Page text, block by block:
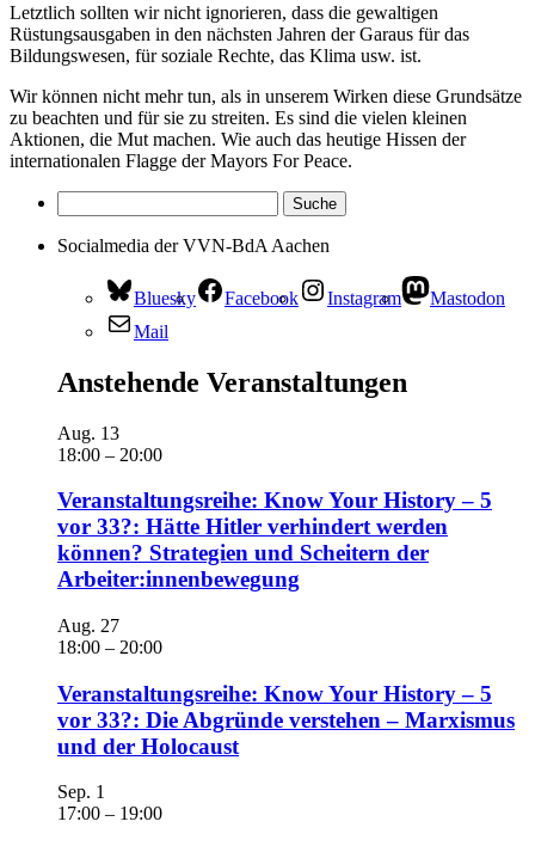
Letztlich sollten wir nicht ignorieren, dass die gewaltigen
Rüstungsausgaben in den nächsten Jahren der Garaus für das
Bildungswesen, für soziale Rechte, das Klima usw. ist.
Wir können nicht mehr tun, als in unserem Wirken diese Grundsätze
zu beachten und für sie zu streiten. Es sind die vielen kleinen
Aktionen, die Mut machen. Wie auch das heutige Hissen der
internationalen Flagge der Mayors For Peace.
Socialmedia der VVN-BdA Aachen
Bluesky Facebook Instagram
Mastodon
Mail
Anstehende Veranstaltungen
Aug. 13
18:00 – 20:00
Veranstaltungsreihe: Know Your History – 5
vor 33?: Hätte Hitler verhindert werden
können? Strategien und Scheitern der
Arbeiter:innenbewegung
Aug. 27
18:00 – 20:00
Veranstaltungsreihe: Know Your History – 5
vor 33?: Die Abgründe verstehen – Marxismus
und der Holocaust
Sep. 1
17:00 – 19:00